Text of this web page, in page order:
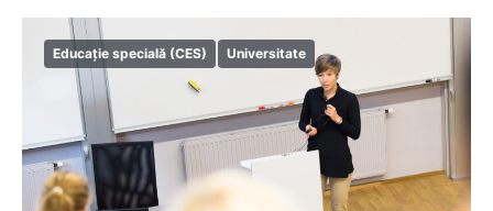
Educație specială (CES) Universitate